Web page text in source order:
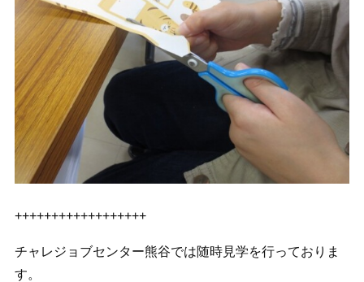
++++++++++++++++++
チャレジョブセンター熊谷では随時見学を行っておりま
す。